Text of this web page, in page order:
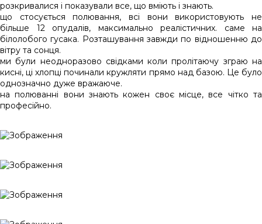
розкривалися і показували все, що вміють і знають.
що стосується полювання, всі вони використовують не
більше 12 опудалів, максимально реалістичних. саме на
білолобого гусака. Розташування завжди по відношенню до
вітру та сонця.
ми були неодноразово свідками коли пролітаючу зграю на
кисні, ці хлопці починали кружляти прямо над базою. Це було
однозначно дуже вражаюче.
на полюванні вони знають кожен своє місце, все чітко та
професійно.